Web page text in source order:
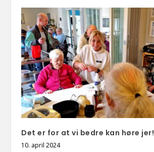
Det er for at vi bedre kan høre jer!
10. april 2024